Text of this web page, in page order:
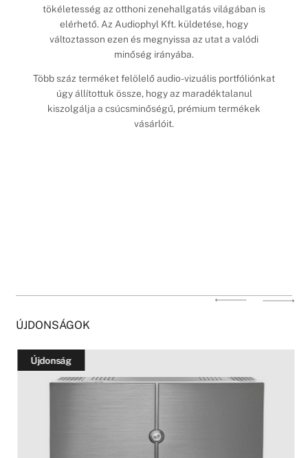
tökéletesség az otthoni zenehallgatás világában is
elérhető. Az Audiophyl Kft. küldetése, hogy
változtasson ezen és megnyissa az utat a valódi
minőség irányába.
Több száz terméket felölelő audio-vizuális portfóliónkat
úgy állítottuk össze, hogy az maradéktalanul
kiszolgálja a csúcsminőségű, prémium termékek
vásárlóit.
ÚJDONSÁGOK
Újdonság